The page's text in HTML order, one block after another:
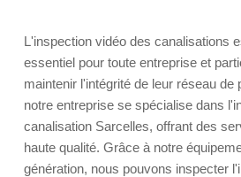
L'inspection vidéo des canalisations
essentiel pour toute entreprise et
maintenir l'intégrité de leur réseau de
notre entreprise se spécialise dans
canalisation Sarcelles, offrant des
haute qualité. Grâce à notre
génération, nous pouvons inspecter